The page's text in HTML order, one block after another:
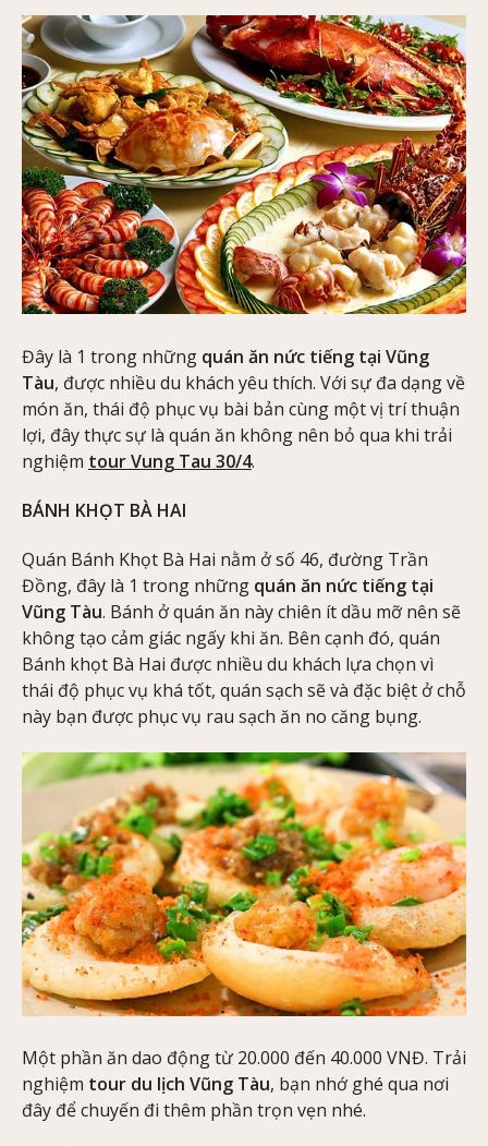
Đây là 1 trong những quán ăn nức tiếng tại Vũng
Tàu, được nhiều du khách yêu thích. Với sự đa dạng về
món ăn, thái độ phục vụ bài bản cùng một vị trí thuận
lợi, đây thực sự là quán ăn không nên bỏ qua khi trải
nghiệm tour Vung Tau 30/4.
BÁNH KHỌT BÀ HAI
Quán Bánh Khọt Bà Hai nằm ở số 46, đường Trần
Đồng, đây là 1 trong những quán ăn nức tiếng tại
Vũng Tàu. Bánh ở quán ăn này chiên ít dầu mỡ nên sẽ
không tạo cảm giác ngấy khi ăn. Bên cạnh đó, quán
Bánh khọt Bà Hai được nhiều du khách lựa chọn vì
thái độ phục vụ khá tốt, quán sạch sẽ và đặc biệt ở chỗ
này bạn được phục vụ rau sạch ăn no căng bụng.
Một phần ăn dao động từ 20.000 đến 40.000 VNĐ. Trải
nghiệm tour du lịch Vũng Tàu, bạn nhớ ghé qua nơi
đây để chuyến đi thêm phần trọn vẹn nhé.